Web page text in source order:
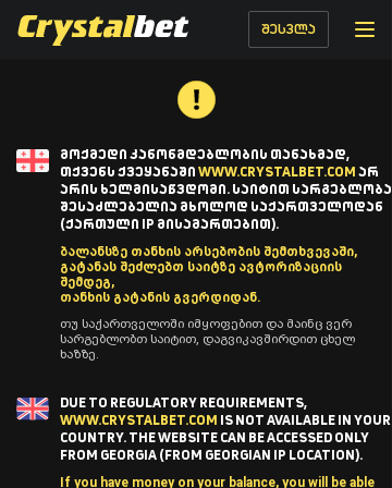
შესვლა
ᲛᲝᲥᲛᲔᲓᲘ ᲙᲐᲜᲝᲜᲛᲓᲔᲑᲚᲝᲑᲘᲡ ᲗᲐᲜᲐᲮᲛᲐᲓ,
ᲗᲥᲕᲔᲜᲡ ᲥᲕᲔᲧᲐᲜᲐᲨᲘWWW.CRYSTALBET.COMᲐᲠ
ᲐᲠᲘᲡ ᲮᲔᲚᲛᲘᲡᲐᲬᲕᲓᲝᲛᲘ. ᲡᲐᲘᲢᲘᲗ ᲡᲐᲠᲒᲔᲑᲚᲝᲑᲐ
ᲨᲔᲡᲐᲫᲚᲔᲑᲔᲚᲘᲐ ᲛᲮᲝᲚᲝᲓ ᲡᲐᲥᲐᲠᲗᲕᲔᲚᲝᲓᲐᲜ
(ᲥᲐᲠᲗᲣᲚᲘ IP ᲛᲘᲡᲐᲛᲐᲠᲗᲔᲑᲘᲗ).
ბალანსზე თანხის არსებობის შემთხვევაში,
გატანას შეძლებთ საიტზე ავტორიზაციის
შემდეგ,
თანხის გატანის გვერდიდან.
თუ საქართველოში იმყოფებით და მაინც ვერ
სარგებლობთ საიტით, დაგვიკავშირდით ცხელ
ხაზზე.
DUE TO REGULATORY REQUIREMENTS,
WWW.CRYSTALBET.COM IS NOT AVAILABLE IN YOUR
COUNTRY. THE WEBSITE CAN BE ACCESSED ONLY
FROM GEORGIA (FROM GEORGIAN IP LOCATION).
If you have money on your balance, you will be able